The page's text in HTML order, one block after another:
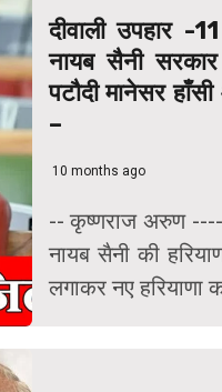
दीवाली उपहार -
नायब सैनी
पटौदी मानेसर
–
10 months ago
-- कृष्णराज अरुण
नायब सैनी की
लगाकर नए हरियाणा